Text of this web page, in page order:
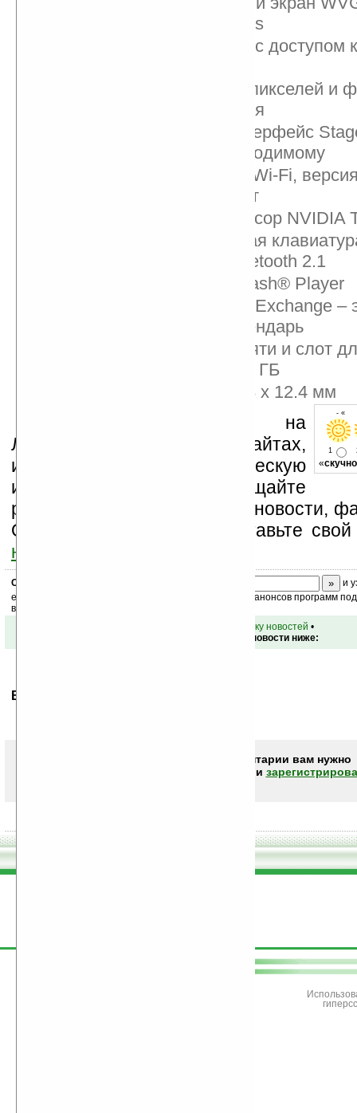
покрытием Gorilla Glass
ОС Android 2.2 (Froyo) с доступом
Задняя камера 5 мегапикселей и
камера 1,3 мегапикселя
Пользовательский интерфейс
доступ ко всему необходимому
Беспроводной доступ Wi-Fi,
встроенный 3G выйдет
Двухъядерный процессор NVIDIA
SMS/MMS, виртуальная
поддержка стерео Bluetooth 2.1
Поддержка Adobe® Flash® Player
Поддержка Microsoft® Exchange –
почта, контакты и календарь
16 ГБ встроенной памяти и слот
для расширения до 64 ГБ
Размеры: 199.9 x 119.8 x 12.4 мм
- «
1
«скучно
Устанавливайте линк на
Ладошки на своих сайтах,
изучайте коммерческую
информацию, посещайте
разделы сайта (форум, чат, новости,
Оцените эту новость и оставьте
ниже на странице
Скоро
и
ежедневный или еженедельный дайджест новостей, анонсов программ
ваш почтовый ящик.
вернуться к списку новостей •
Обсуждение этой новости ниже:
Ваше мнение будет первым.
Чтобы писать комментарии вам нужно
или